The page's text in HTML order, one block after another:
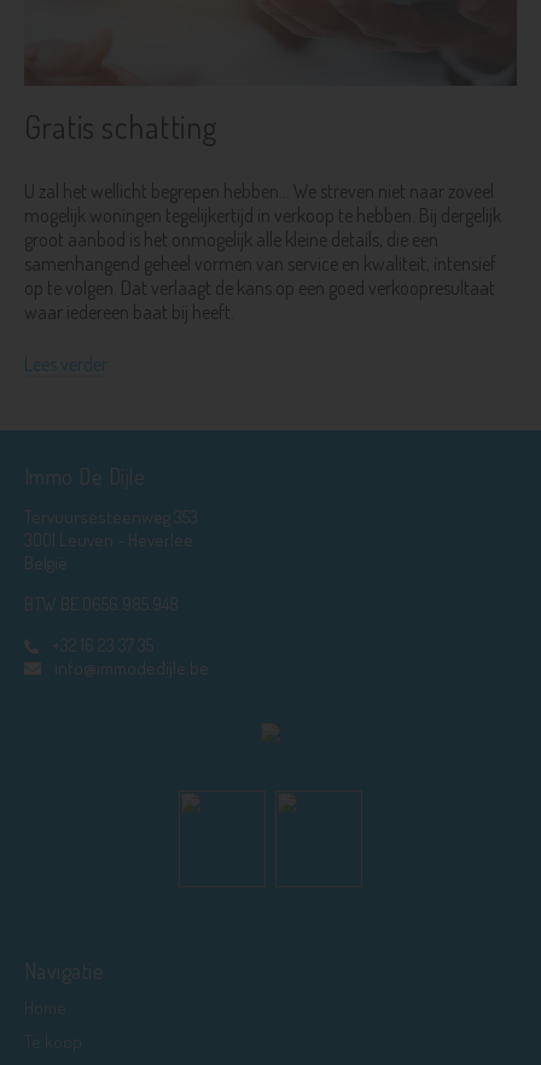
Gratis schatting
U zal het wellicht begrepen hebben... We streven niet naar zoveel
mogelijk woningen tegelijkertijd in verkoop te hebben. Bij dergelijk
groot aanbod is het onmogelijk alle kleine details, die een
samenhangend geheel vormen van service en kwaliteit, intensief
op te volgen. Dat verlaagt de kans op een goed verkoopresultaat
waar iedereen baat bij heeft.
Lees verder
Immo De Dijle
Tervuursesteenweg 353
3001 Leuven - Heverlee
België
BTW BE 0656.985.948
+32 16 23 37 35
info@immodedijle.be
Navigatie
Te koop